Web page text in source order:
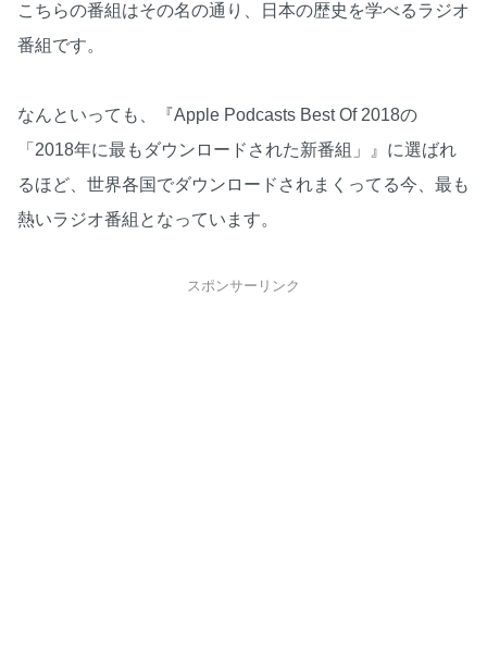
こちらの番組はその名の通り、日本の歴史を学べるラジオ
番組です。
なんといっても、『Apple Podcasts Best Of 2018の
「2018年に最もダウンロードされた新番組」』に選ばれ
るほど、世界各国でダウンロードされまくってる今、最も
熱いラジオ番組となっています。
スポンサーリンク